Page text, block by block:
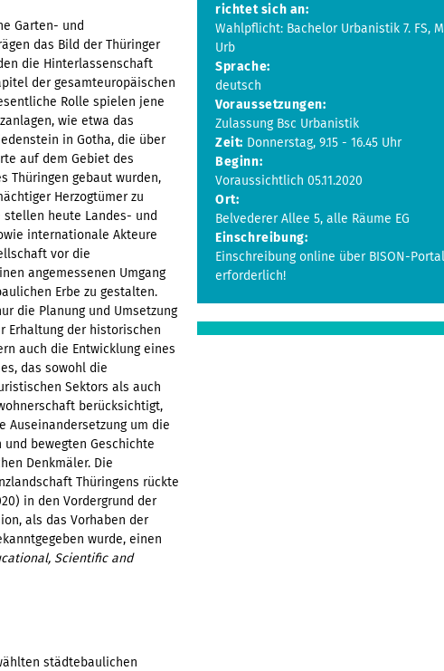
Garten- und
das Bild der Thüringer
die Hinterlassenschaft
der gesamteuropäischen
Rolle spielen jene
wie etwa das
in Gotha, die über
auf dem Gebiet des
Thüringen gebaut wurden,
Herzogtümer zu
stellen heute Landes- und
internationale Akteure
vor die
angemessenen Umgang
Erbe zu gestalten.
die Planung und Umsetzung
Erhaltung der historischen
auch die Entwicklung eines
das sowohl die
Sektors als auch
berücksichtigt,
Auseinandersetzung um die
und bewegten Geschichte
Denkmäler. Die
Thüringens rückte
in den Vordergrund der
als das Vorhaben der
wurde, einen
Scientific and
städtebaulichen
richtet sich an:
Wahlpflicht: Bachelor Urbanistik 7. FS,
Urb
Sprache:
deutsch
Voraussetzungen:
Zulassung Bsc Urbanistik
Zeit: Donnerstag, 9.15 - 16.45 Uhr
Beginn:
Voraussichtlich 05.11.2020
Ort:
Belvederer Allee 5, alle Räume EG
Einschreibung:
Einschreibung online über BISON-Portal
erforderlich!